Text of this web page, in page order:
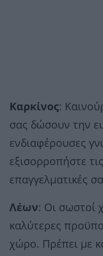
Καρκίνος:
σας δώσουν την
ενδιαφέρουσες
εξισορροπήστε
επαγγελματικές
Λέων: Οι σωστοί
καλύτερες
χώρο. Πρέπει με